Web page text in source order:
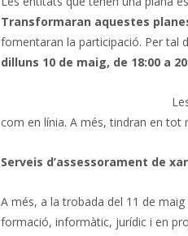
Transformaran aquestes
fomentaran la participació. Per tal
dilluns 10 de maig, de 18:00 a
com en línia. A més, tindran en tot
Serveis d’assessorament de
A més, a la trobada del 11 de
formació, informàtic, jurídic i en